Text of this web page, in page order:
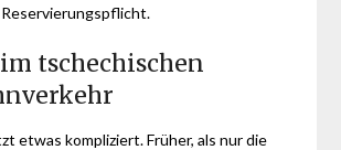
tschechischen
etwas kompliziert. Früher, als nur die